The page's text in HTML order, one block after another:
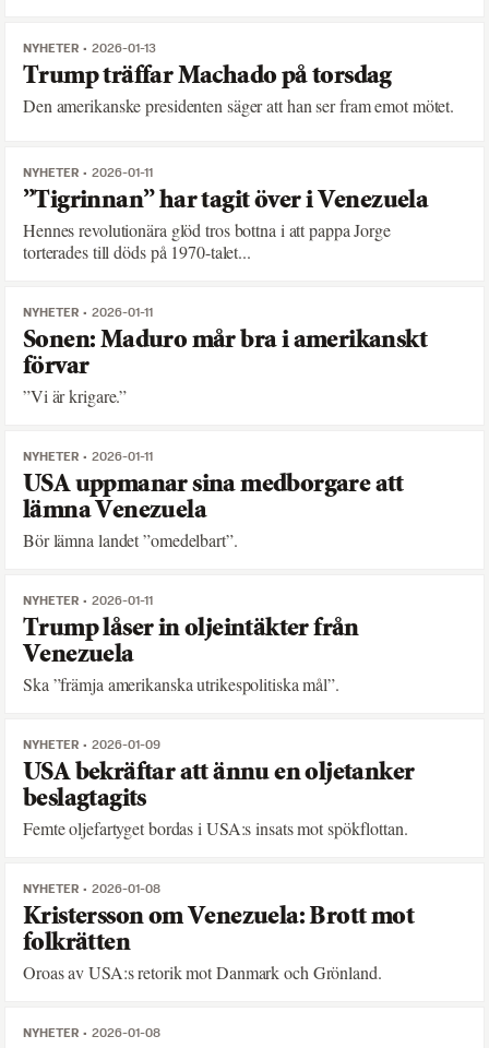
NYHETER 2026-01-13
Trump träffar Machado på torsdag
Den amerikanske presidenten säger att han ser fram emot mötet.
NYHETER 2026-01-11
”Tigrinnan” har tagit över i Venezuela
Hennes revolutionära glöd tros bottna i att pappa Jorge
torterades till döds på 1970-talet...
NYHETER 2026-01-11
Sonen: Maduro mår bra i amerikanskt
förvar
”Vi är krigare.”
NYHETER 2026-01-11
USA uppmanar sina medborgare att
lämna Venezuela
Bör lämna landet ”omedelbart”.
NYHETER 2026-01-11
Trump låser in oljeintäkter från
Venezuela
Ska ”främja amerikanska utrikespolitiska mål”.
NYHETER 2026-01-09
USA bekräftar att ännu en oljetanker
beslagtagits
Femte oljefartyget bordas i USA:s insats mot spökflottan.
NYHETER 2026-01-08
Kristersson om Venezuela: Brott mot
folkrätten
Oroas av USA:s retorik mot Danmark och Grönland.
NYHETER 2026-01-08